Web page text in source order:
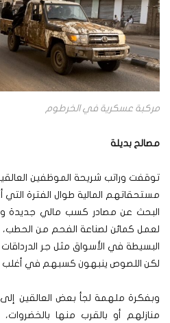
مركبة عسكرية في الخرطوم
مصالح بديلة
توقفت وراتب شريحة الموظفين
مستحقاتهم المالية طوال الفترة التي
البحث عن مصادر كسب مالي جديدة
لعمل كمائن لصناعة الفحم من الحطب،
البسيطة في الأسواق مثل جر
لكن اللصوص ينبهون كسبهم في أغلب
وبفكرة ملهمة لجأ بعض العالقين
منازلهم أو بالقرب منها بالخضروات،